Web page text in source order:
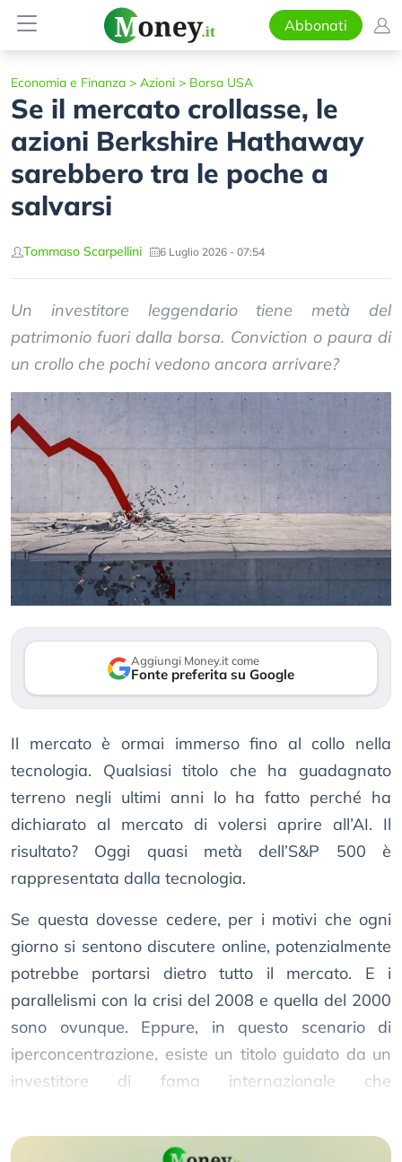
Abbonati
Economia e Finanza > Azioni > Borsa USA
Se il mercato crollasse, le
azioni Berkshire Hathaway
sarebbero tra le poche a
salvarsi
Tommaso Scarpellini 6 Luglio 2026 - 07:54
Un investitore leggendario tiene metà del
patrimonio fuori dalla borsa. Conviction o paura di
un crollo che pochi vedono ancora arrivare?
Aggiungi Money.it come
Fonte preferita su Google
Il mercato è ormai immerso fino al collo nella
tecnologia. Qualsiasi titolo che ha guadagnato
terreno negli ultimi anni lo ha fatto perché ha
dichiarato al mercato di volersi aprire all’AI. Il
risultato? Oggi quasi metà dell’S&P 500 è
rappresentata dalla tecnologia.
Se questa dovesse cedere, per i motivi che ogni
giorno si sentono discutere online, potenzialmente
potrebbe portarsi dietro tutto il mercato. E i
parallelismi con la crisi del 2008 e quella del 2000
sono ovunque. Eppure, in questo scenario di
iperconcentrazione, esiste un titolo guidato da un
investitore di fama internazionale che